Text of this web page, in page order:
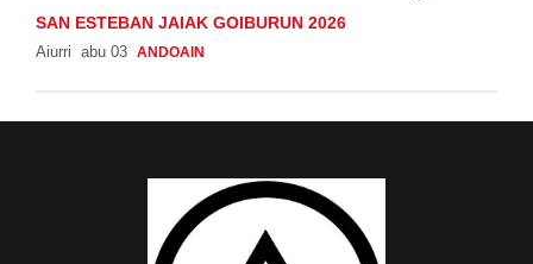
SAN ESTEBAN JAIAK GOIBURUN 2026
Aiurri abu 03 ANDOAIN